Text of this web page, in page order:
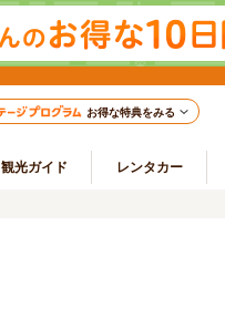
お得な特典をみる
観光ガイド レンタカー